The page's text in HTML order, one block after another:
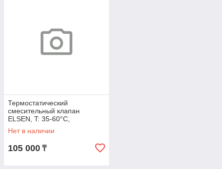
Термостатический
смесительный клапан
ELSEN, T: 35-60°C,
подключение G 1 НН, Kvs 1,6
Нет в наличии
105 000 ₸